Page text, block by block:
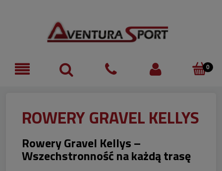
ROWERY GRAVEL KELLYS
Rowery Gravel Kellys –
Wszechstronność na każdą trasę